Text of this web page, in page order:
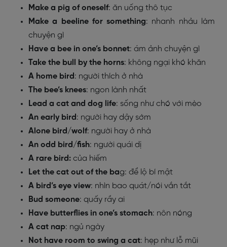
Make a pig of oneself: ăn uống thô tục
Make a beeline for something: nhanh nhảu làm
chuyện gì
Have a bee in one’s bonnet: ám ảnh chuyện gì
Take the bull by the horns: không ngại khó khăn
A home bird: người thích ở nhà
The bee’s knees: ngon lành nhất
Lead a cat and dog life: sống như chó với mèo
An early bird: người hay dậy sớm
Alone bird/wolf: người hay ở nhà
An odd bird/fish: người quái dị
A rare bird: của hiếm
Let the cat out of the bag: để lộ bí mật
A bird’s eye view: nhìn bao quát/nói vắn tắt
Bud someone: quấy rầy ai
Have butterflies in one’s stomach: nôn nóng
A cat nap: ngủ ngày
Not have room to swing a cat: hẹp như lỗ mũi